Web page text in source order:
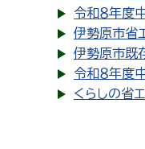
令和８年度
伊勢原市省
伊勢原市既
令和８年度
くらしの省